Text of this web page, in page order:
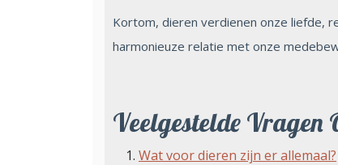
Kortom, dieren verdienen onze liefde,
harmonieuze relatie met onze
Veelgestelde Vragen
Wat voor dieren zijn er allemaal?